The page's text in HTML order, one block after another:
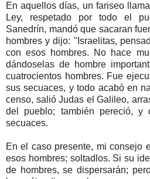
En aquellos días, un fariseo
Ley, respetado por todo el
Sanedrín, mandó que sacaran
hombres y dijo: "Israelitas,
con esos hombres. No hace
dándoselas de hombre
cuatrocientos hombres. Fue
sus secuaces, y todo acabó en
censo, salió Judas el Galileo,
del pueblo; también pereció, y
secuaces.
En el caso presente, mi consejo
esos hombres; soltadlos. Si su
de hombres, se dispersarán;